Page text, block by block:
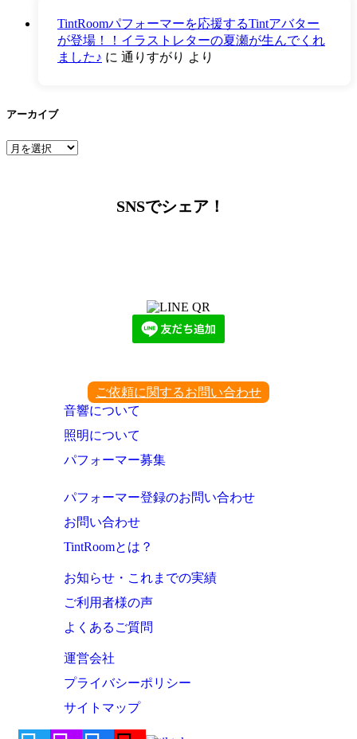
TintRoomパフォーマーを応援するTintアバター
が登場！！イラストレターの夏瀬が生んでくれ
ました♪ に 通りすがり より
アーカイブ
ア
SNSでシェア！
ご依頼に関するお問い合わせ
音響について
照明について
パフォーマー募集
パフォーマー登録のお問い合わせ
お問い合わせ
TintRoomとは？
お知らせ・これまでの実績
ご利用者様の声
よくあるご質問
運営会社
プライバシーポリシー
サイトマップ